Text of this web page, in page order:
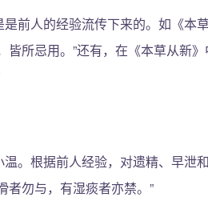
前人的经验流传下来的。如《本
皆所忌用。”还有，在《本草从新
。根据前人经验，对遗精、早泄
者勿与，有湿痰者亦禁。”